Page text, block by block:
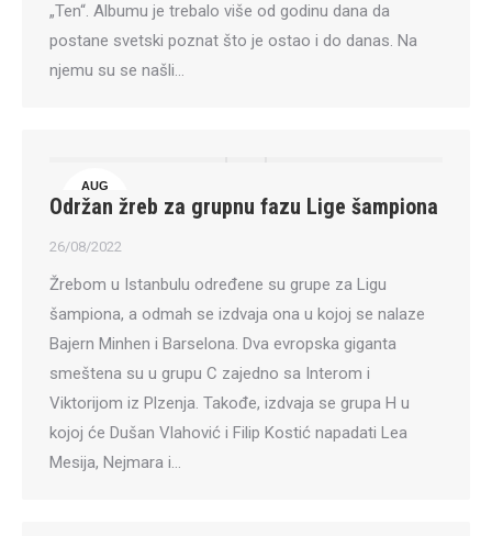
„Ten“. Albumu je trebalo više od godinu dana da
postane svetski poznat što je ostao i do danas. Na
njemu su se našli…
AUG
26
Održan žreb za grupnu fazu Lige šampiona
26/08/2022
Žrebom u Istanbulu određene su grupe za Ligu
šampiona, a odmah se izdvaja ona u kojoj se nalaze
Bajern Minhen i Barselona. Dva evropska giganta
smeštena su u grupu C zajedno sa Interom i
Viktorijom iz Plzenja. Takođe, izdvaja se grupa H u
kojoj će Dušan Vlahović i Filip Kostić napadati Lea
Mesija, Nejmara i…